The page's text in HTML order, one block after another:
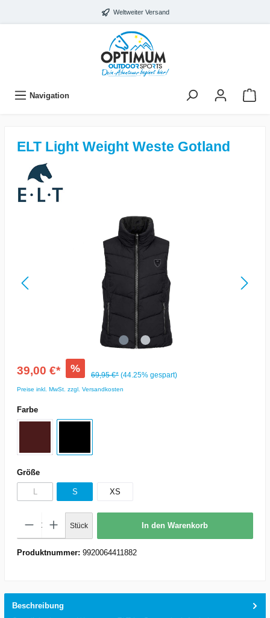
Weltweiter Versand
Navigation
ELT Light Weight Weste Gotland
39,00 €* %
69,95 €* (44.25% gespart)
Preise inkl. MwSt. zzgl. Versandkosten
Farbe
Größe
S XS
Stück In den Warenkorb
Produktnummer: 9920064411882
Beschreibung